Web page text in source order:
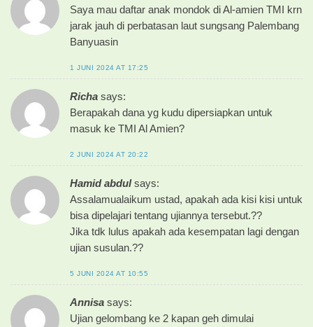
Saya mau daftar anak mondok di Al-amien TMI krn
jarak jauh di perbatasan laut sungsang Palembang
Banyuasin
1 JUNI 2024 AT 17:25
Richa says:
Berapakah dana yg kudu dipersiapkan untuk
masuk ke TMI Al Amien?
2 JUNI 2024 AT 20:22
Hamid abdul says:
Assalamualaikum ustad, apakah ada kisi kisi untuk
bisa dipelajari tentang ujiannya tersebut.??
Jika tdk lulus apakah ada kesempatan lagi dengan
ujian susulan.??
5 JUNI 2024 AT 10:55
Annisa says:
Ujian gelombang ke 2 kapan geh dimulai